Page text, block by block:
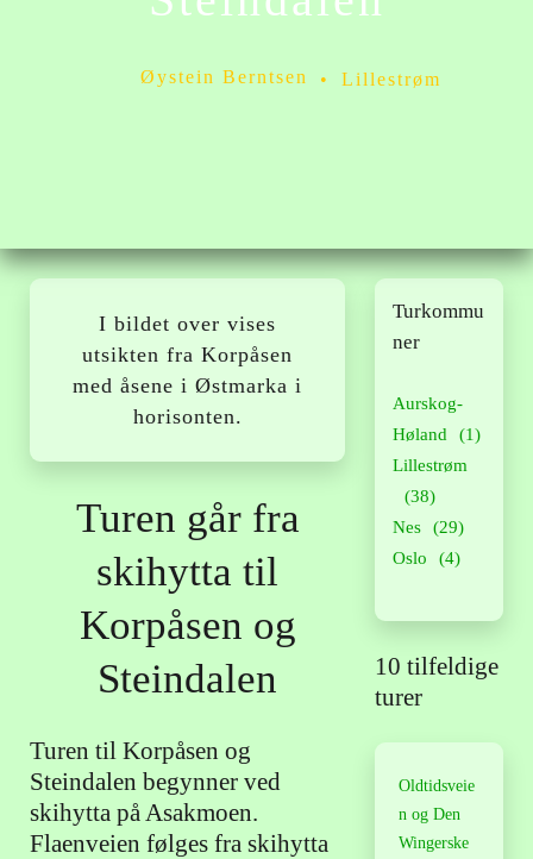
Øystein Berntsen Lillestrøm
I bildet over vises
utsikten fra Korpåsen
med åsene i Østmarka i
horisonten.
Turen går fra
skihytta til
Korpåsen og
Steindalen
Turen til Korpåsen og
Steindalen begynner ved
skihytta på Asakmoen.
Flaenveien følges fra skihytta
Turkommu
ner
Aurskog-
Høland
(1)
Lillestrøm
(38)
Nes
(29)
Oslo
(4)
10 tilfeldige
turer
Oldtidsveie
n og Den
Wingerske